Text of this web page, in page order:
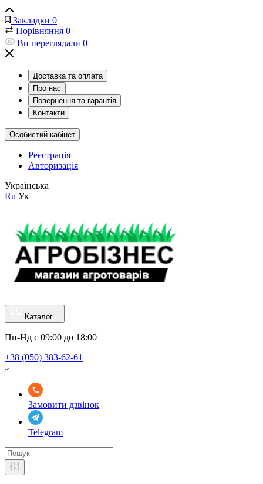
Закладки 0
Порівняння 0
Ви переглядали 0
Доставка та оплата
Про нас
Повернення та гарантія
Контакти
Особистий кабінет
Реєстрація
Авторизація
Українська
Ru Ук
Каталог
Пн-Нд с 09:00 до 18:00
+38 (050) 383-62-61
Замовити дзвінок
Telegram